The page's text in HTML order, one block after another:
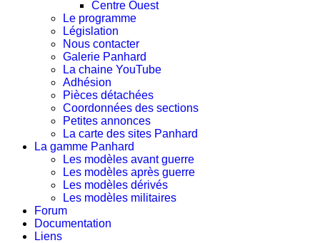
Centre Ouest
Le programme
Législation
Nous contacter
Galerie Panhard
La chaine YouTube
Adhésion
Pièces détachées
Coordonnées des sections
Petites annonces
La carte des sites Panhard
La gamme Panhard
Les modèles avant guerre
Les modèles après guerre
Les modèles dérivés
Les modèles militaires
Forum
Documentation
Liens